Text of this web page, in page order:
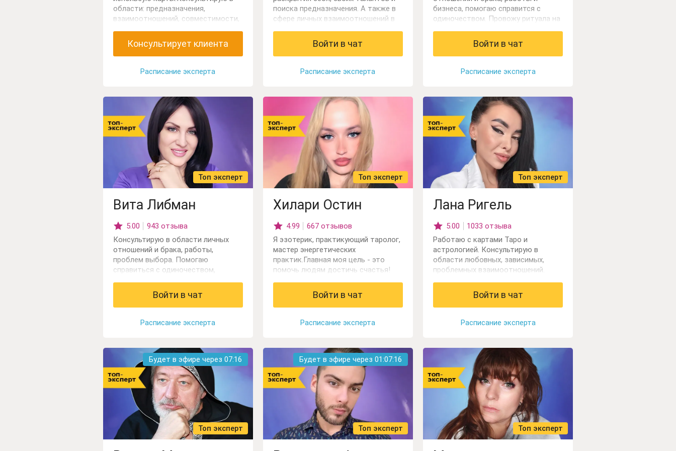
области: предназначения,
взаимоотношений, совместимости,
подбора кадров, талантов детей.
Консультирует клиента
Расписание эксперта
поиска предназначения. А также в
сфере личных взаимоотношений в
ясновидение, карты Таро и
психологию личности.
Войти в чат
Расписание эксперта
бизнеса, помогаю справится с
одиночеством. Провожу ритуала на
проблем, коррекция по дереву
Сефорит. Работаю с колодами Таро
и Оракулами.
Войти в чат
Расписание эксперта
Топ эксперт
Вита Либман
5.00
943 отзыва
Консультирую в области личных
отношений и брака, работы,
проблем выбора. Помогаю
справиться с одиночеством,
Работаю с картами Таро, обладаю
даром ясновидения.
Войти в чат
Расписание эксперта
Топ эксперт
Хилари Остин
4.99
667 отзывов
Я эзотерик, практикующий таролог,
мастер энергетических
практик.Главная моя цель - это
помочь людям достичь счастья!
Войти в чат
Расписание эксперта
Топ эксперт
Лана Ригель
5.00
1033 отзыва
Работаю с картами Таро и
астрологией. Консультирую в
области любовных, зависимых,
проблемных взаимоотношений.
прогностика событий, выбор
профессии, диагностика проблем в
плане карьерного роста и развития
бизнеса.
Войти в чат
Расписание эксперта
Будет в эфире через 07:15
Топ эксперт
Будет в эфире через01:07:15
Топ эксперт Топ эксперт